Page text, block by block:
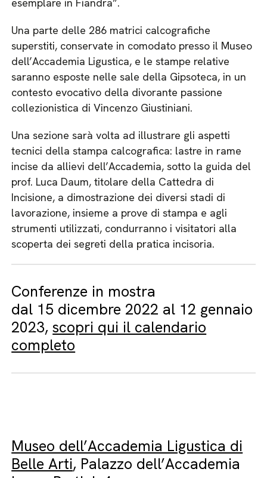
Una parte delle 286 matrici calcografiche
superstiti, conservate in comodato presso il Museo
dell’Accademia Ligustica, e le stampe relative
saranno esposte nelle sale della Gipsoteca, in un
contesto evocativo della divorante passione
collezionistica di Vincenzo Giustiniani.
Una sezione sarà volta ad illustrare gli aspetti
tecnici della stampa calcografica: lastre in rame
incise da allievi dell’Accademia, sotto la guida del
prof. Luca Daum, titolare della Cattedra di
Incisione, a dimostrazione dei diversi stadi di
lavorazione, insieme a prove di stampa e agli
strumenti utilizzati, condurranno i visitatori alla
scoperta dei segreti della pratica incisoria.
Conferenze in mostra
dal 15 dicembre 2022 al 12 gennaio
2023,scopri qui il calendario
completo
Museo dell’Accademia Ligustica di
Belle Arti, Palazzo dell’Accademia